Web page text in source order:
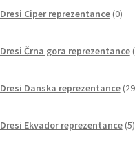
Dresi Ciper reprezentance 0
Dresi Črna gora reprezentance
Dresi Danska reprezentance 29
Dresi Ekvador reprezentance 5